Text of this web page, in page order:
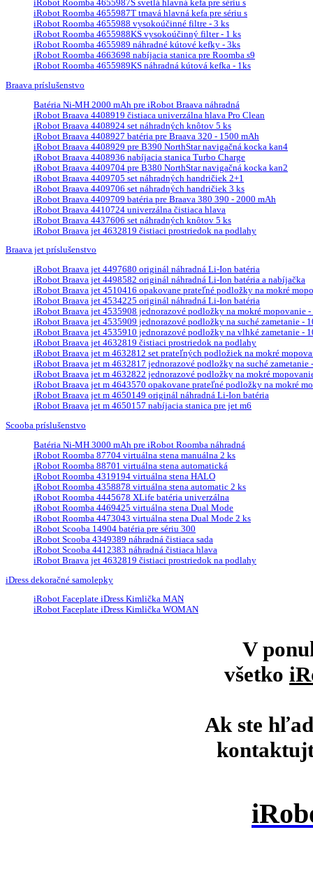
iRobot Roomba 4655987S svetlá hlavná kefa pre sériu s
iRobot Roomba 4655987T tmavá hlavná kefa pre sériu s
iRobot Roomba 4655988 vysokoúčinné filtre - 3 ks
iRobot Roomba 4655988KS vysokoúčinný filter - 1 ks
iRobot Roomba 4655989 náhradné kútové kefky - 3ks
iRobot Roomba 4663698 nabíjacia stanica pre Roomba s9
iRobot Roomba 4655989KS náhradná kútová kefka - 1ks
Braava príslušenstvo
Batéria Ni-MH 2000 mAh pre iRobot Braava náhradná
iRobot Braava 4408919 čistiaca univerzálna hlava Pro Clean
iRobot Braava 4408924 set náhradných knôtov 5 ks
iRobot Braava 4408927 batéria pre Braava 320 - 1500 mAh
iRobot Braava 4408929 pre B390 NorthStar navigačná kocka kan4
iRobot Braava 4408936 nabíjacia stanica Turbo Charge
iRobot Braava 4409704 pre B380 NorthStar navigačná kocka kan2
iRobot Braava 4409705 set náhradných handričiek 2+1
iRobot Braava 4409706 set náhradných handričiek 3 ks
iRobot Braava 4409709 batéria pre Braava 380 390 - 2000 mAh
iRobot Braava 4410724 univerzálna čistiaca hlava
iRobot Braava 4437606 set náhradných knôtov 5 ks
iRobot Braava jet 4632819 čistiaci prostriedok na podlahy
Braava jet príslušenstvo
iRobot Braava jet 4497680 originál náhradná Li-Ion batéria
iRobot Braava jet 4498582 originál náhradná Li-Ion batéria a nabíjačka
iRobot Braava jet 4510416 opakovane prateľné podložky na mokré
iRobot Braava jet 4534225 originál náhradná Li-Ion batéria
iRobot Braava jet 4535908 jednorazové podložky na mokré mopovanie
iRobot Braava jet 4535909 jednorazové podložky na suché zametanie -
iRobot Braava jet 4535910 jednorazové podložky na vlhké zametanie -
iRobot Braava jet 4632819 čistiaci prostriedok na podlahy
iRobot Braava jet m 4632812 set prateľných podložiek na mokré
iRobot Braava jet m 4632817 jednorazové podložky na suché zametanie
iRobot Braava jet m 4632822 jednorazové podložky na mokré
iRobot Braava jet m 4643570 opakovane prateľné podložky na mokré
iRobot Braava jet m 4650149 originál náhradná Li-Ion batéria
iRobot Braava jet m 4650157 nabíjacia stanica pre jet m6
Scooba príslušenstvo
Batéria Ni-MH 3000 mAh pre iRobot Roomba náhradná
iRobot Roomba 87704 virtuálna stena manuálna 2 ks
iRobot Roomba 88701 virtuálna stena automatická
iRobot Roomba 4319194 virtuálna stena HALO
iRobot Roomba 4358878 virtuálna stena automatic 2 ks
iRobot Roomba 4445678 XLife batéria univerzálna
iRobot Roomba 4469425 virtuálna stena Dual Mode
iRobot Roomba 4473043 virtuálna stena Dual Mode 2 ks
iRobot Scooba 14904 batéria pre sériu 300
iRobot Scooba 4349389 náhradná čistiaca sada
iRobot Scooba 4412383 náhradná čistiaca hlava
iRobot Braava jet 4632819 čistiaci prostriedok na podlahy
iDress dekoračné samolepky
iRobot Faceplate iDress Kimlička MAN
iRobot Faceplate iDress Kimlička WOMAN
V
všetko
Ak ste